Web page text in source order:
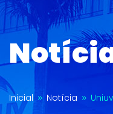
Inicial 9 Notícia 9